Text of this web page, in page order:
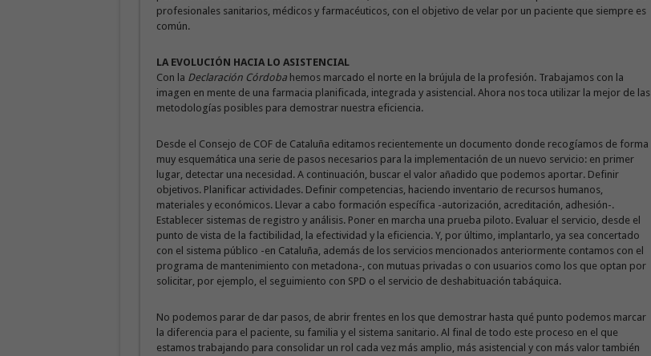
profesionales sanitarios, médicos y farmacéuticos, con el objetivo de velar por un paciente que siempre es
común.
LA EVOLUCIÓN HACIA LO ASISTENCIAL
Con la Declaración Córdobahemos marcado el norte en la brújula de la profesión. Trabajamos con la
imagen en mente de una farmacia planificada, integrada y asistencial. Ahora nos toca utilizar la mejor de las
metodologías posibles para demostrar nuestra eficiencia.
Desde el Consejo de COF de Cataluña editamos recientemente un documento donde recogíamos de forma
muy esquemática una serie de pasos necesarios para la implementación de un nuevo servicio: en primer
lugar, detectar una necesidad. A continuación, buscar el valor añadido que podemos aportar. Definir
objetivos. Planificar actividades. Definir competencias, haciendo inventario de recursos humanos,
materiales y económicos. Llevar a cabo formación específica -autorización, acreditación, adhesión-.
Establecer sistemas de registro y análisis. Poner en marcha una prueba piloto. Evaluar el servicio, desde el
punto de vista de la factibilidad, la efectividad y la eficiencia. Y, por último, implantarlo, ya sea concertado
con el sistema público -en Cataluña, además de los servicios mencionados anteriormente contamos con el
programa de mantenimiento con metadona-, con mutuas privadas o con usuarios como los que optan por
solicitar, por ejemplo, el seguimiento con SPD o el servicio de deshabituación tabáquica.
No podemos parar de dar pasos, de abrir frentes en los que demostrar hasta qué punto podemos marcar
la diferencia para el paciente, su familia y el sistema sanitario. Al final de todo este proceso en el que
estamos trabajando para consolidar un rol cada vez más amplio, más asistencial y con más valor también